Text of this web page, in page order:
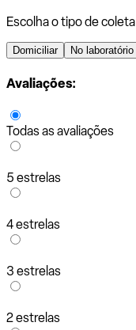
Escolha o tipo de coleta
Domiciliar No laboratório
Avaliações:
Todas as avaliações
5 estrelas
4 estrelas
3 estrelas
2 estrelas